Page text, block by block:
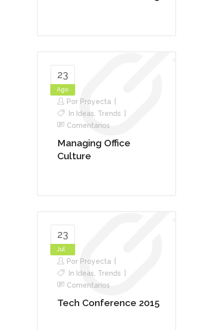
23
Ago
Por Proyecta
In Ideas Trends
Comentarios
Managing Office
Culture
23
Jul
Por Proyecta
In Ideas Trends
Comentarios
Tech Conference 2015